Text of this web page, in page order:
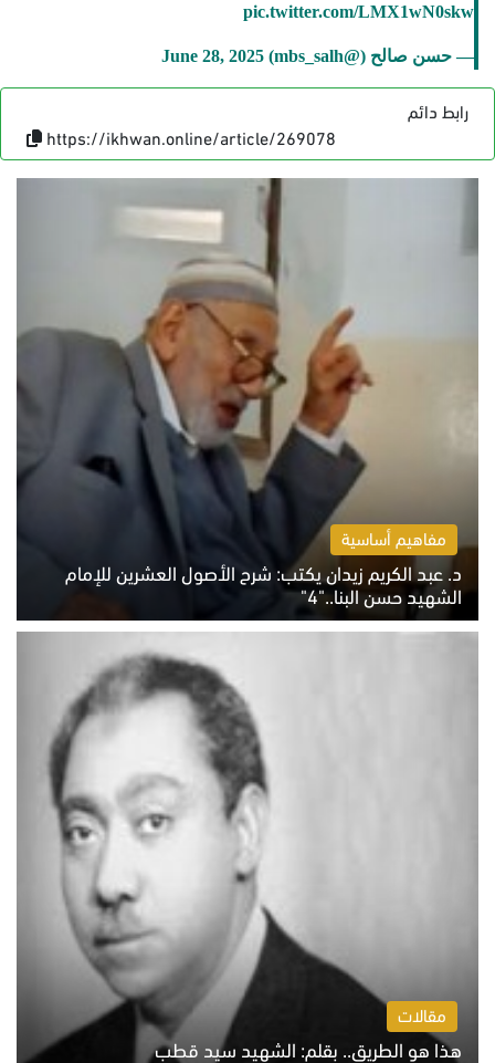
pic.twitter.com/LMX1wN0skw
— حسن صالح (@mbs_salh) June 28, 2025
رابط دائم
https://ikhwan.online/article/269078
مفاهيم أساسية
د. عبد الكريم زيدان يكتب: شرح الأصول العشرين للإمام
الشهيد حسن البنا.."4"
الخميس 6 أغسطس 2026 10:27 ص
مقالات
هذا هو الطريق.. بقلم: الشهيد سيد قطب